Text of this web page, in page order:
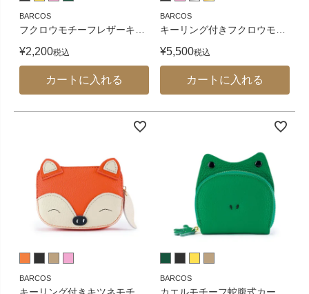
BARCOS
フクロウモチーフレザーキ
¥2,200税込
カートに入れる
BARCOS
キーリング付きフクロウモ
¥5,500税込
カートに入れる
BARCOS BARCOS